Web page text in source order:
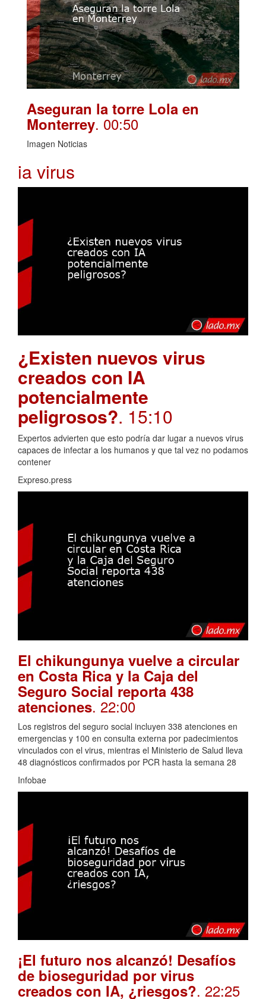
Aseguran la torre Lola en
Monterrey. 00:50
Imagen Noticias
ia virus
¿Existen nuevos virus
creados con IA
potencialmente
peligrosos?. 15:10
Expertos advierten que esto podría dar lugar a nuevos virus
capaces de infectar a los humanos y que tal vez no podamos
contener
Expreso.press
El chikungunya vuelve a circular
en Costa Rica y la Caja del
Seguro Social reporta 438
atenciones. 22:00
Los registros del seguro social incluyen 338 atenciones en
emergencias y 100 en consulta externa por padecimientos
vinculados con el virus, mientras el Ministerio de Salud lleva
48 diagnósticos confirmados por PCR hasta la semana 28
Infobae
¡El futuro nos alcanzó! Desafíos
de bioseguridad por virus
creados con IA, ¿riesgos?. 22:25